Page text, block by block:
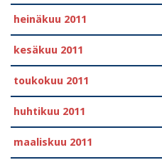
heinäkuu 2011
kesäkuu 2011
toukokuu 2011
huhtikuu 2011
maaliskuu 2011